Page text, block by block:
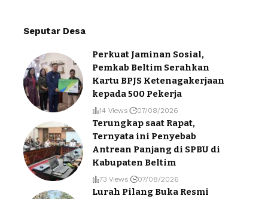
Seputar Desa
Perkuat Jaminan Sosial,
Pemkab Beltim Serahkan
Kartu BPJS Ketenagakerjaan
kepada 500 Pekerja
14 Views 07/08/2026
Terungkap saat Rapat,
Ternyata ini Penyebab
Antrean Panjang di SPBU di
Kabupaten Beltim
73 Views 07/08/2026
Lurah Pilang Buka Resmi